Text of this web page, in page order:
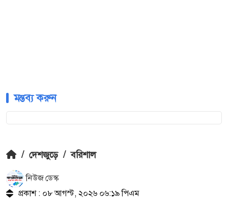
মন্তব্য করুন
/ দেশজুড়ে / বরিশাল
নিউজ ডেস্ক
প্রকাশ : ০৮ আগস্ট, ২০২৬ ০৬:১৯ পিএম